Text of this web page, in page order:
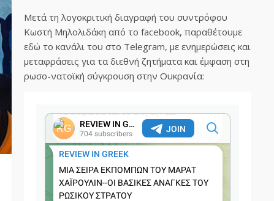
Μετά τη λογοκριτική διαγραφή του συντρόφου
Κωστή Μηλολιδάκη από το facebook, παραθέτουμε
εδώ το κανάλι του στο Telegram, με ενημερώσεις και
μεταφράσεις για τα διεθνή ζητήματα και έμφαση στη
ρωσο-νατοϊκή σύγκρουση στην Ουκρανία: